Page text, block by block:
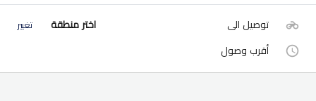
توصيل الى اختر منطقة تغيير
أقرب وصول